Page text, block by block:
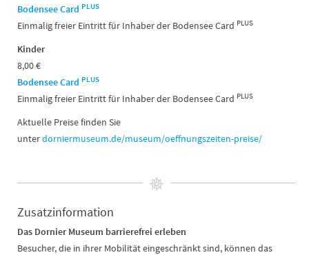
Bodensee Card PLUS
Einmalig freier Eintritt für Inhaber der Bodensee Card PLUS
Kinder
8,00 €
Bodensee Card PLUS
Einmalig freier Eintritt für Inhaber der Bodensee Card PLUS
Aktuelle Preise finden Sie
unterdorniermuseum.de/museum/oeffnungszeiten-preise/
Zusatzinformation
Das Dornier Museum barrierefrei erleben
Besucher, die in ihrer Mobilität eingeschränkt sind, können das